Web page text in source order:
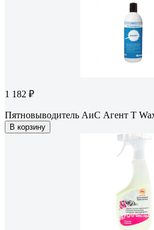
1 182 ₽
Пятновыводитель АиС Агент Т
В корзину